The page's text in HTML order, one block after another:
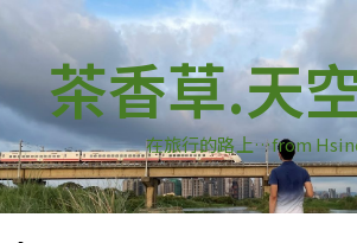
茶香草.天
在旅行的路上…from